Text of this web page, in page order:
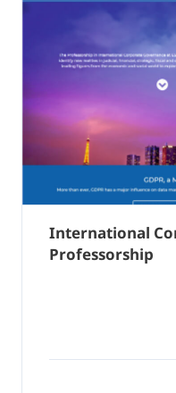
International
Professorship